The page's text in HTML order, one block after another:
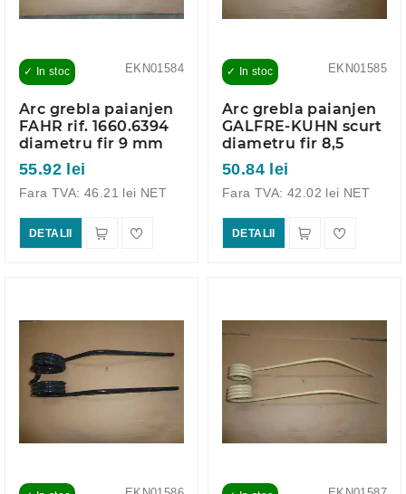
EKN01584
✓ In stoc
Arc grebla paianjen
FAHR rif. 1660.6394
diametru fir 9 mm
55.92 lei
Fara TVA: 46.21 lei NET
DETALII
EKN01585
✓ In stoc
Arc grebla paianjen
GALFRE-KUHN scurt
diametru fir 8,5
50.84 lei
Fara TVA: 42.02 lei NET
DETALII